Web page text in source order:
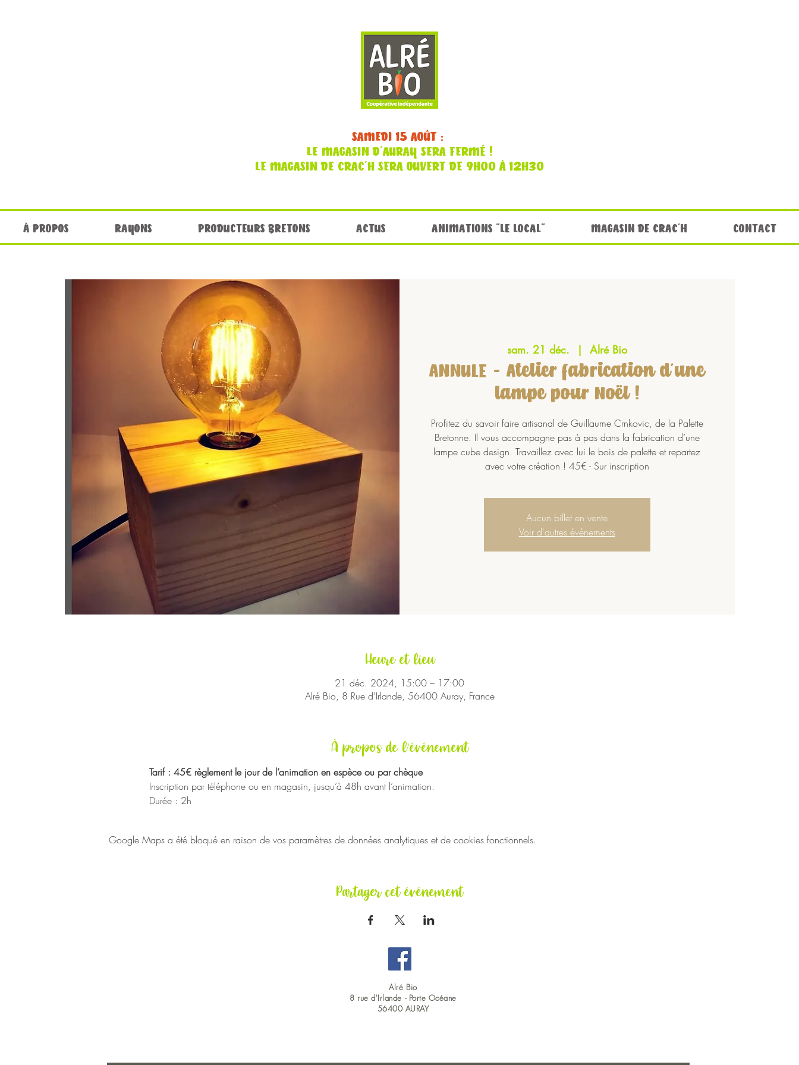
SAMEDI 15 AOÛT :
LE MAGASIN D'AURAY SERA FERMÉ !
LE MAGASIN DE CRAC'H SERA OUVERT DE 9H00 À 12H30
À PROPOS RAYONS PRODUCTEURS BRETONS ACTUS ANIMATIONS "LE LOCAL" MAGASIN DE CRAC'H CONTACT
sam. 21 déc.
  |
Alré Bio
ANNULE - Atelier fabrication d'une
lampe pour Noël !
Profitez du savoir faire artisanal de Guillaume Crnkovic, de la Palette
Bretonne. Il vous accompagne pas à pas dans la fabrication d’une
lampe cube design. Travaillez avec lui le bois de palette et repartez
avec votre création ! 45€ - Sur inscription
Aucun billet en vente
Voir d'autres événements
Heure et lieu
21 déc. 2024, 15:00 – 17:00
Alré Bio, 8 Rue d'Irlande, 56400 Auray, France
À propos de l'événement
Tarif : 45€ règlement le jour de l’animation en espèce ou par chèque
Inscription par téléphone ou en magasin, jusqu’à 48h avant l’animation.
Durée : 2h
Google Maps a été bloqué en raison de vos paramètres de données analytiques et de cookies fonctionnels.
Partager cet événement
Alré Bio
8 rue d'Irlande - Porte Océane
56400 AURAY